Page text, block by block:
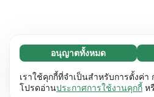
จำเป็น (65)
คุกกี้ที่จำเป็นช่วยทำให้เว็บไซต์
เปิดใช้งานฟังก์ชันพื้นฐาน เช่น
ศึกษาเพิ่มเติม
อนุญาตทั้งหมด
เราใช้คุกกี้ที่จำเป็นสำหรับการตั้งค่า
โปรดอ่านประกาศการใช้งานคุกกี้ ห